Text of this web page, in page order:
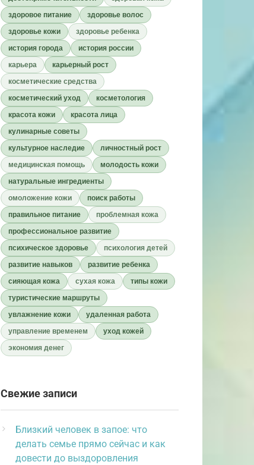
здоровое питание
здоровье волос
здоровье кожи
здоровье ребенка
история города
история россии
карьера
карьерный рост
косметические средства
косметический уход
косметология
красота кожи
красота лица
кулинарные советы
культурное наследие
личностный рост
медицинская помощь
молодость кожи
натуральные ингредиенты
омоложение кожи
поиск работы
правильное питание
проблемная кожа
профессиональное развитие
психическое здоровье
психология детей
развитие навыков
развитие ребенка
сияющая кожа
сухая кожа
типы кожи
туристические маршруты
увлажнение кожи
удаленная работа
управление временем
уход кожей
экономия денег
Свежие записи
Близкий человек в запое: что
делать семье прямо сейчас и как
довести до выздоровления